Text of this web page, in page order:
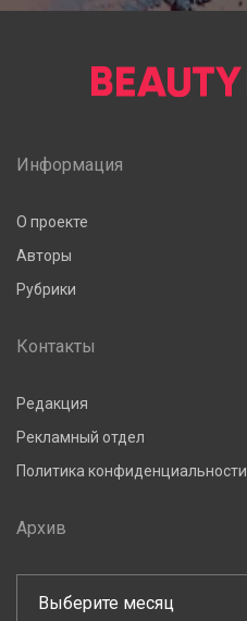
Информация
О проекте
Авторы
Рубрики
Контакты
Редакция
Рекламный отдел
Политика конфиденциальности
Архив